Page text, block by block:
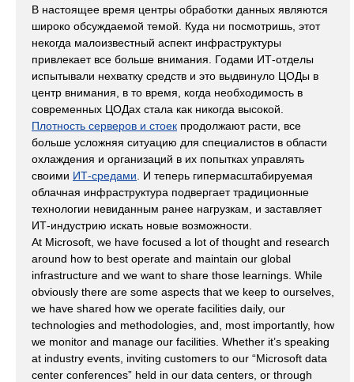
В настоящее время центры обработки данных являются
широко обсуждаемой темой. Куда ни посмотришь, этот
некогда малоизвестный аспект инфраструктуры
привлекает все больше внимания. Годами ИТ-отделы
испытывали нехватку средств и это выдвинуло ЦОДы в
центр внимания, в то время, когда необходимость в
современных ЦОДах стала как никогда высокой.
Плотность серверов и стоек продолжают расти, все
больше усложняя ситуацию для специалистов в области
охлаждения и организаций в их попытках управлять
своими ИТ-средами . И теперь гипермасштабируемая
облачная инфраструктура подвергает традиционные
технологии невиданным ранее нагрузкам, и заставляет
ИТ-индустрию искать новые возможности.
At Microsoft, we have focused a lot of thought and research
around how to best operate and maintain our global
infrastructure and we want to share those learnings. While
obviously there are some aspects that we keep to ourselves,
we have shared how we operate facilities daily, our
technologies and methodologies, and, most importantly, how
we monitor and manage our facilities. Whether it’s speaking
at industry events, inviting customers to our “Microsoft data
center conferences” held in our data centers, or through